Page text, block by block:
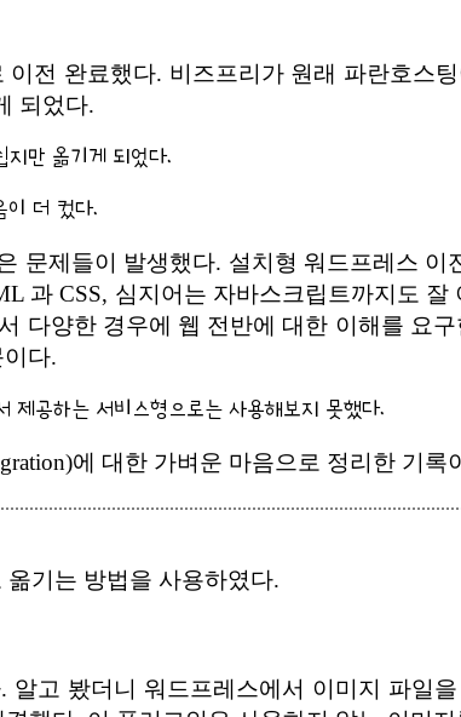
전 완료했다. 비즈프리가 원래 파란호스
되었다.
지만 옮기게 되었다.
이 더 컸다.
문제들이 발생했다. 설치형 워드프레스
과 CSS, 심지어는 자바스크립트까지도 잘
다양한 경우에 웹 전반에 대한 이해를 요
다.
제공하는 서비스형으로는 사용해보지 못했다.
에 대한 가벼운 마음으로 정리한 기록
기는 방법을 사용하였다.
고 봤더니 워드프레스에서 이미지 파일